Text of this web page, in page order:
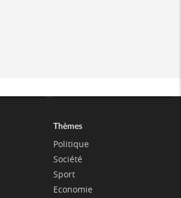
Thèmes
Politique
Société
Sport
Economie